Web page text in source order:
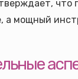
что
а мощный